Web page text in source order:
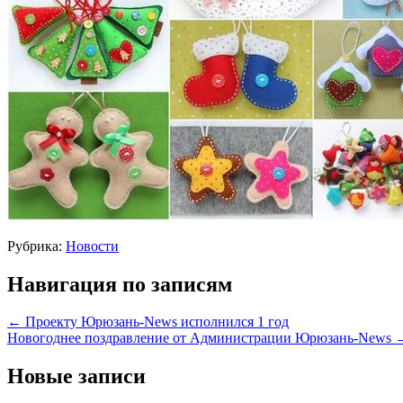
Рубрика: Новости
Навигация по записям
← Проекту Юрюзань-News исполнился 1 год
Новогоднее поздравление от Администрации Юрюзань-News
Новые записи